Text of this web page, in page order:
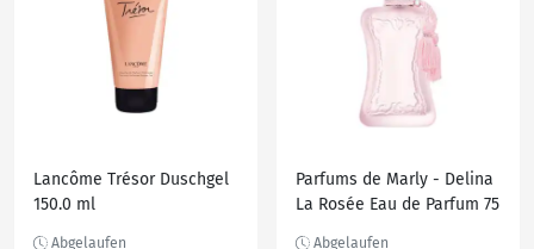
Lancôme Trésor Duschgel
150.0 ml
Parfums de Marly - Delina
La Rosée Eau de Parfum 75